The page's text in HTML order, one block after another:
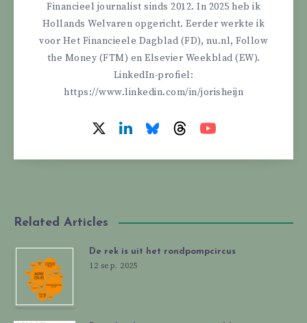
Financieel journalist sinds 2012. In 2025 heb ik
Hollands Welvaren opgericht. Eerder werkte ik
voor Het Financieele Dagblad (FD), nu.nl, Follow
the Money (FTM) en Elsevier Weekblad (EW).
LinkedIn-profiel:
https://www.linkedin.com/in/jorisheijn
Related Articles
De rek is uit het rondpompcircus
12 sep. 2025